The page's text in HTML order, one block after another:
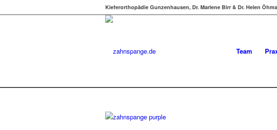
Kieferorthopädie Gunzenhausen, Dr. Marlene Birr & Dr. Helen
Team